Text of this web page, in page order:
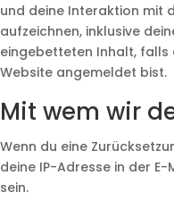
und deine Interaktion mit
aufzeichnen, inklusive
eingebetteten Inhalt, falls
Website angemeldet bist.
Mit wem wir
Wenn du eine
deine IP-Adresse in der
sein.